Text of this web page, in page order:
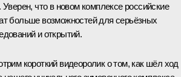
Уверен, что в новом комплексе российские
больше возможностей для серьёзных
и открытий.
короткий видеоролик о том, как шёл ход